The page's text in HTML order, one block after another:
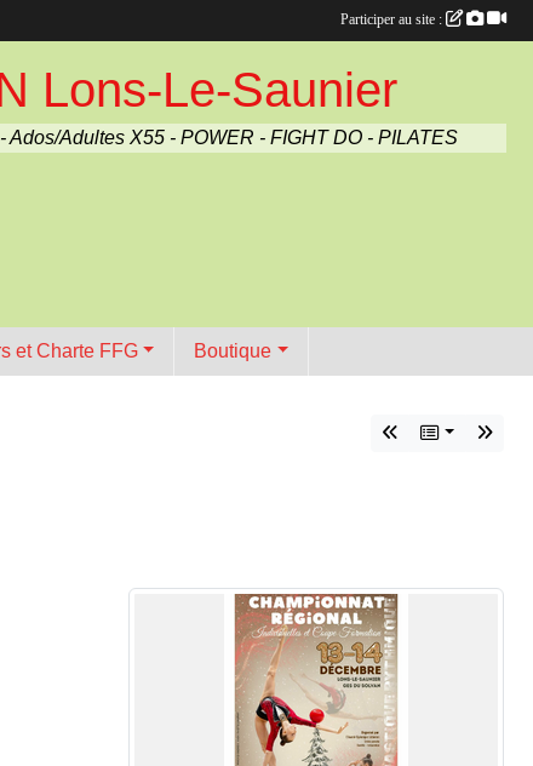
Lons-Le-Saunier
Adultes X55 - POWER - FIGHT DO - PILATES
et Charte FFG Boutique
Participer au site :